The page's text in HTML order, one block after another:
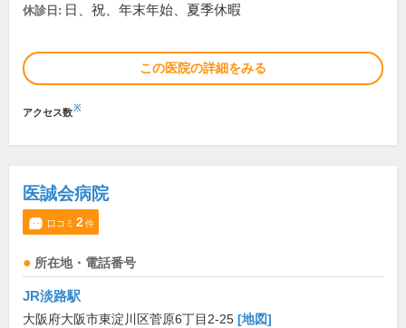
休診日: 日、祝、年末年始、夏季休暇
この医院の詳細をみる
アクセス数※
医誠会病院
口コミ 2件
所在地・電話番号
JR淡路駅
大阪府大阪市東淀川区菅原6丁目2-25 [地図]